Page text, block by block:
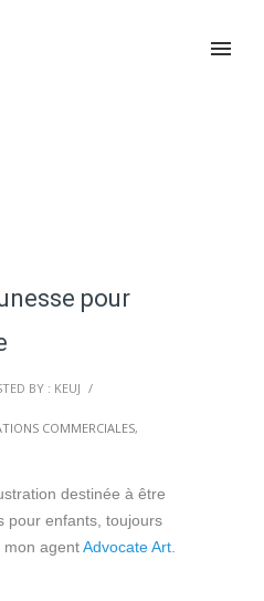
pour
BY : KEUJ /
COMMERCIALES,
destinée à être
pour enfants, toujours
mon agentAdvocate Art